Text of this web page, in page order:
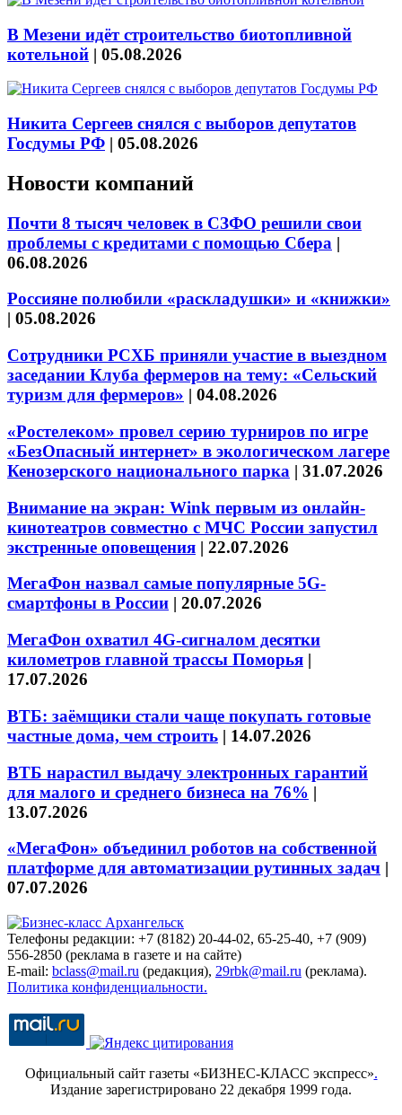
В Мезени идёт строительство биотопливной
котельной | 05.08.2026
Никита Сергеев снялся с выборов депутатов
Госдумы РФ | 05.08.2026
Новости компаний
Почти 8 тысяч человек в СЗФО решили свои
проблемы с кредитами с помощью Сбера |
06.08.2026
Россияне полюбили «раскладушки» и «книжки»
| 05.08.2026
Сотрудники РСХБ приняли участие в выездном
заседании Клуба фермеров на тему: «Сельский
туризм для фермеров» | 04.08.2026
«Ростелеком» провел серию турниров по игре
«БезОпасный интернет» в экологическом лагере
Кенозерского национального парка | 31.07.2026
Внимание на экран: Wink первым из онлайн-
кинотеатров совместно с МЧС России запустил
экстренные оповещения | 22.07.2026
МегаФон назвал самые популярные 5G-
смартфоны в России | 20.07.2026
МегаФон охватил 4G-сигналом десятки
километров главной трассы Поморья |
17.07.2026
ВТБ: заёмщики стали чаще покупать готовые
частные дома, чем строить | 14.07.2026
ВТБ нарастил выдачу электронных гарантий
для малого и среднего бизнеса на 76% |
13.07.2026
«МегаФон» объединил роботов на собственной
платформе для автоматизации рутинных задач |
07.07.2026
Телефоны редакции: +7 (8182) 20-44-02, 65-25-40, +7 (909)
556-2850 (реклама в газете и на сайте)
E-mail: bclass@mail.ru (редакция), 29rbk@mail.ru (реклама).
Политика конфиденциальности.
Официальный сайт газеты «БИЗНЕС-КЛАСС экспресс».
Издание зарегистрировано 22 декабря 1999 года.